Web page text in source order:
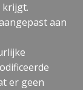
krijgt.
aan
er geen